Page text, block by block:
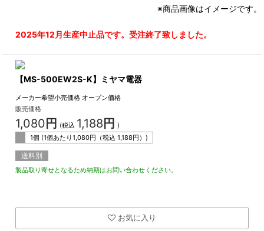
※商品画像はイメージです。
2025年12月生産中止品です。受注終了致しました。
【MS-500EW2S-K】ミヤマ電器
メーカー希望小売価格 オープン価格
販売価格
1,080 円 (税込 1,188 円 )
1個 (1個あたり1,080円（税込1,188円）)
送料別
製品取り寄せとなるため納期はお問い合わせください。
お気に入り